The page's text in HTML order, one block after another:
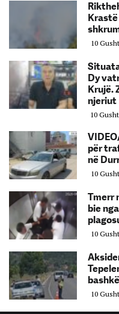
10
Dy
Krujë.
njeriut
10
për
në
10
Tmerr
bie
10
10